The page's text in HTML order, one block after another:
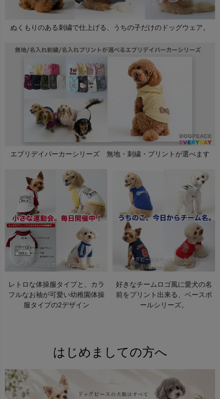
ぬくもりのある刺繍で仕上げる、うちの子だけのドッグウェア。
エブリデイパーカーシリーズ 無地・刺繍・プリントが選べます
レトロな体操服タイプと、カラ
フルなお袖が可愛い幼稚園体操
服タイプの2デザイン
好きなチームロゴ風に愛犬の名
前をプリント出来る、ベースボ
ールシリーズ。
はじめましての方へ